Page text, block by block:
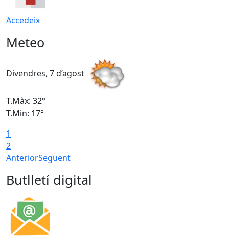
Accedeix
Meteo
Divendres, 7 d’agost
T.Màx: 32°
T.Min: 17°
1
2
AnteriorSegüent
Butlletí digital